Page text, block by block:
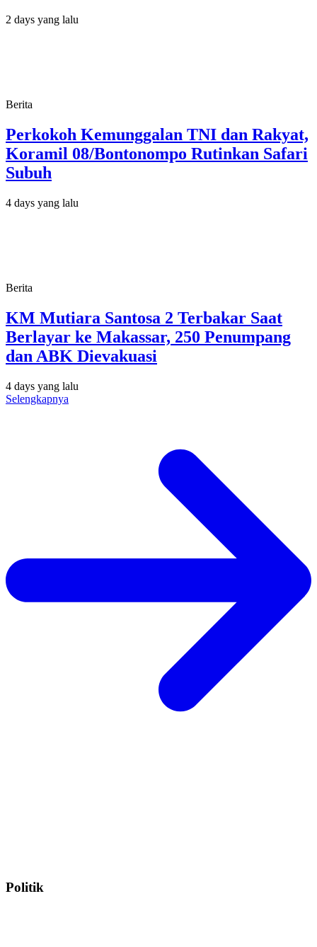
2 days yang lalu
Berita
Perkokoh Kemunggalan TNI dan Rakyat,
Koramil 08/Bontonompo Rutinkan Safari
Subuh
4 days yang lalu
Berita
KM Mutiara Santosa 2 Terbakar Saat
Berlayar ke Makassar, 250 Penumpang
dan ABK Dievakuasi
4 days yang lalu
Selengkapnya
Politik